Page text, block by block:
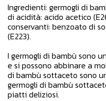
Ingredienti: germogli di
di acidità: acido acetico
conservanti: benzoato di
(E223).
I germogli di bambù sono
e si possono abbinare a
di bambù sottaceto sono
germogli di bambù
piatti deliziosi.